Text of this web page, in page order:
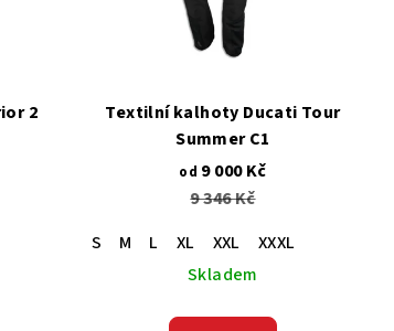
2
Textilní kalhoty Ducati Tour
Summer C1
od 9 000 Kč
9 346 Kč
S
M L XL XXL
XXXL
Skladem